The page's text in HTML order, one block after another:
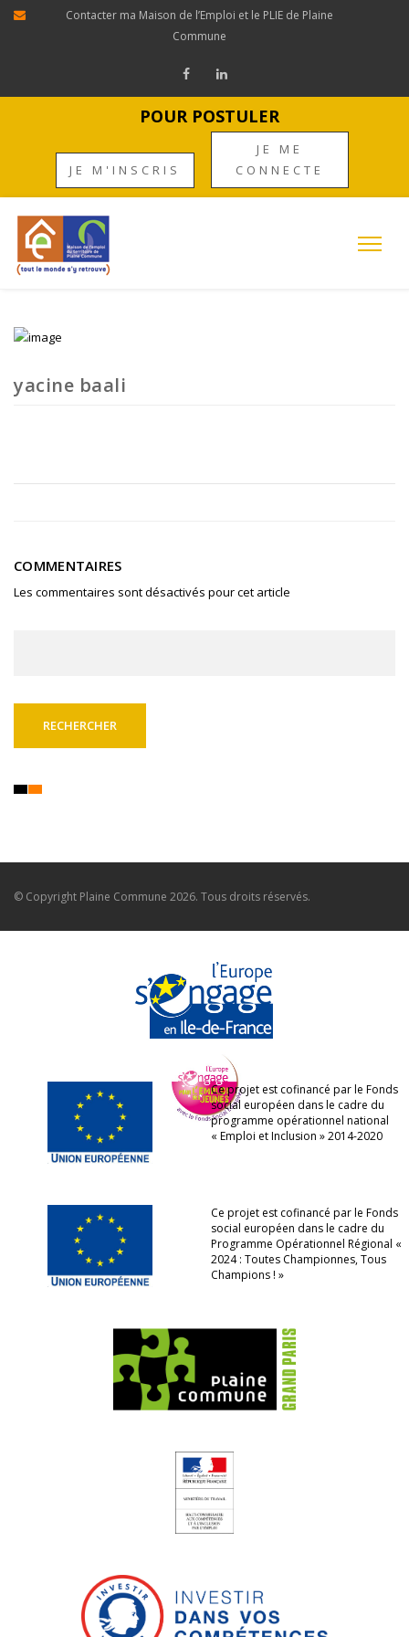
Contacter ma Maison de l’Emploi et le PLIE de Plaine
Commune
POUR POSTULER
JE M'INSCRIS
JE ME
CONNECTE
yacine baali
COMMENTAIRES
Les commentaires sont désactivés pour cet article
© Copyright Plaine Commune 2026. Tous droits réservés.
Ce projet est cofinancé par le Fonds
social européen dans le cadre du
programme opérationnel national
« Emploi et Inclusion » 2014-2020
Ce projet est cofinancé par le Fonds
social européen dans le cadre du
Programme Opérationnel Régional «
2024 : Toutes Championnes, Tous
Champions ! »